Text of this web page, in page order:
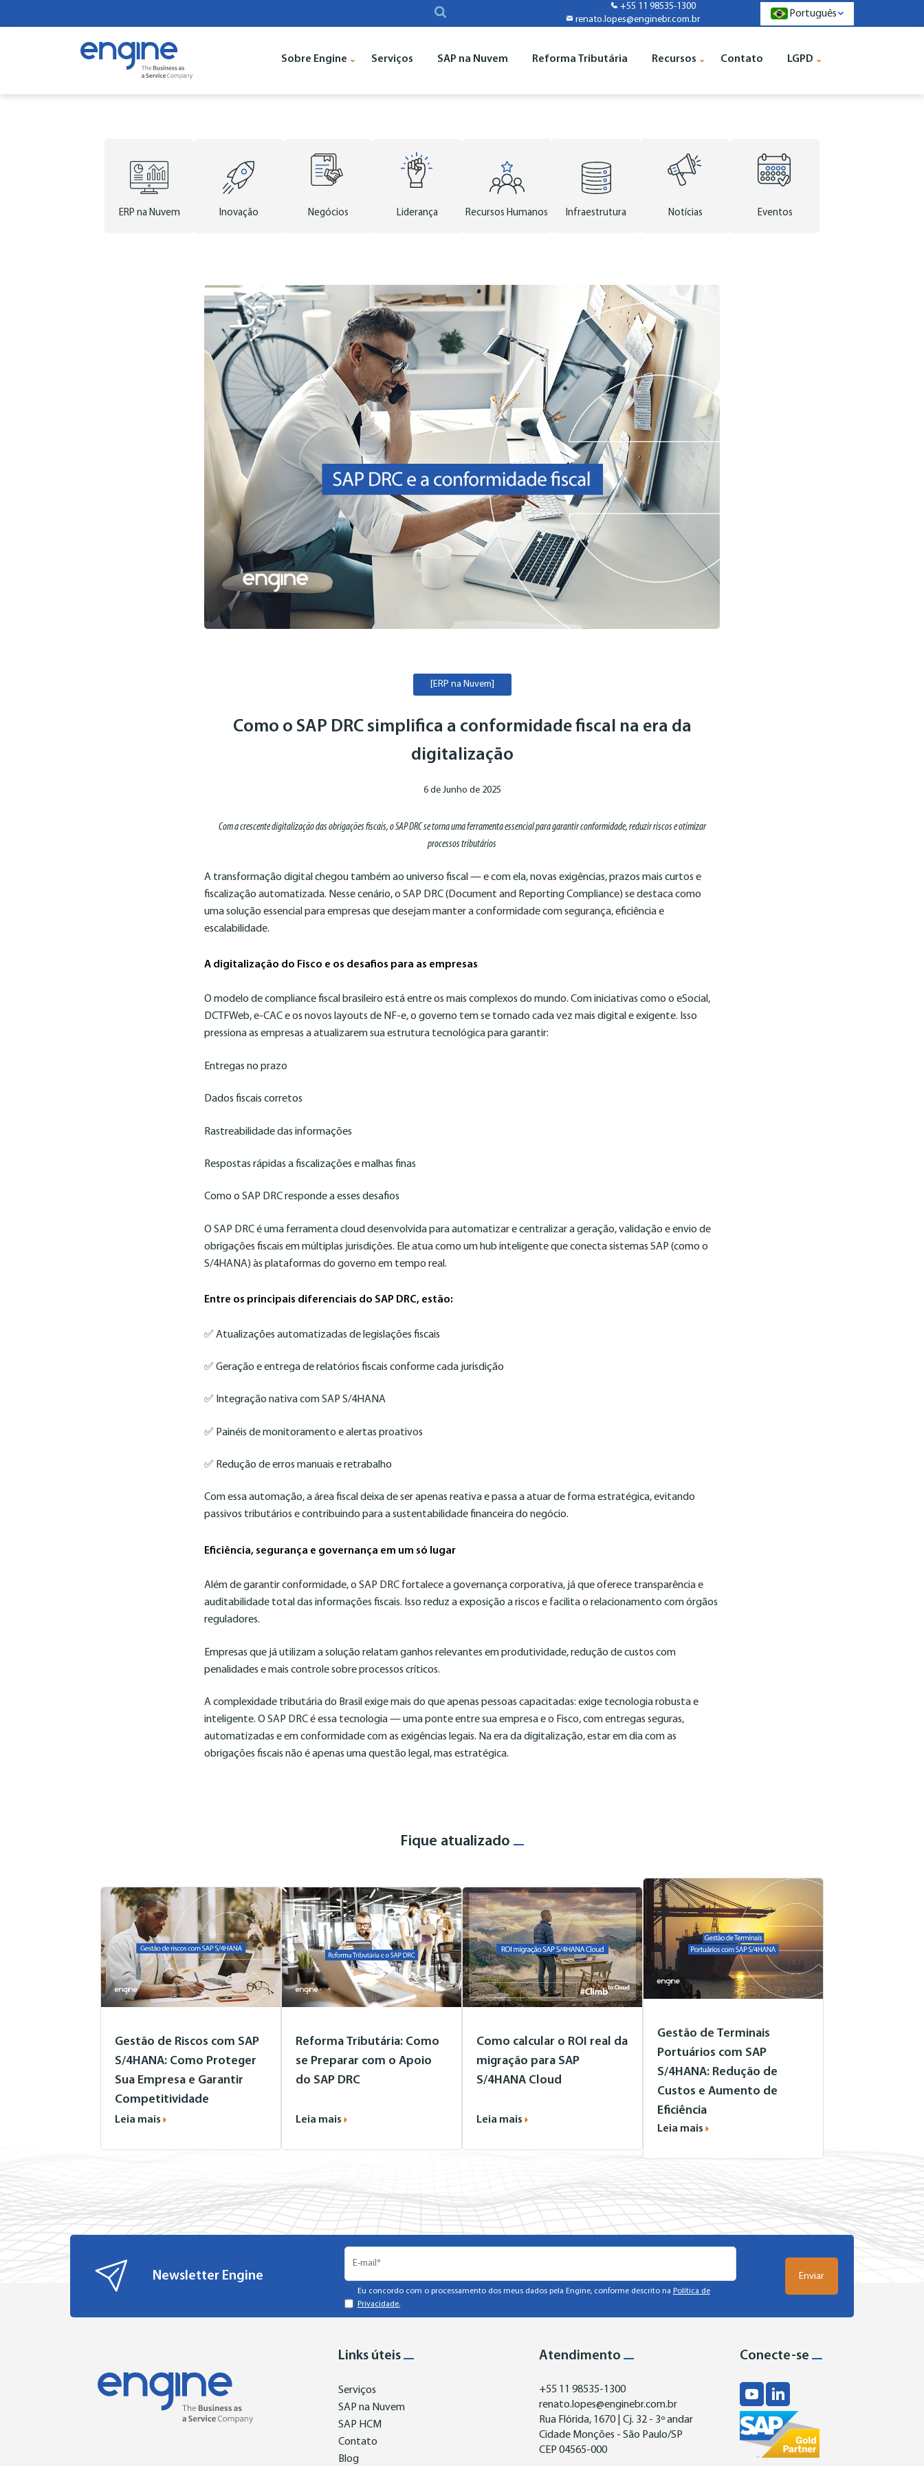
+55 11 98535-1300
renato.lopes@enginebr.com.br
Português
Sobre Engine Serviços SAP na Nuvem Reforma Tributária Recursos Contato LGPD
ERP na Nuvem Inovação Negócios Liderança Recursos Humanos Infraestrutura Notícias Eventos
[ERP na Nuvem]
Como o SAP DRC simplifica a conformidade fiscal na era da
digitalização
6 de Junho de 2025
Com a crescente digitalização das obrigações fiscais, o SAP DRC se torna uma ferramenta essencial para garantir conformidade, reduzir riscos e otimizar
processos tributários
A transformação digital chegou também ao universo fiscal — e com ela, novas exigências, prazos mais curtos e
fiscalização automatizada. Nesse cenário, o SAP DRC (Document and Reporting Compliance) se destaca como
uma solução essencial para empresas que desejam manter a conformidade com segurança, eficiência e
escalabilidade.
A digitalização do Fisco e os desafios para as empresas
O modelo de compliance fiscal brasileiro está entre os mais complexos do mundo. Com iniciativas como o eSocial,
DCTFWeb, e-CAC e os novos layouts de NF-e, o governo tem se tornado cada vez mais digital e exigente. Isso
pressiona as empresas a atualizarem sua estrutura tecnológica para garantir:
Entregas no prazo
Dados fiscais corretos
Rastreabilidade das informações
Respostas rápidas a fiscalizações e malhas finas
Como o SAP DRC responde a esses desafios
O SAP DRC é uma ferramenta cloud desenvolvida para automatizar e centralizar a geração, validação e envio de
obrigações fiscais em múltiplas jurisdições. Ele atua como um hub inteligente que conecta sistemas SAP (como o
S/4HANA) às plataformas do governo em tempo real.
Entre os principais diferenciais do SAP DRC, estão:
✅ Atualizações automatizadas de legislações fiscais
✅ Geração e entrega de relatórios fiscais conforme cada jurisdição
✅ Integração nativa com SAP S/4HANA
✅ Painéis de monitoramento e alertas proativos
✅ Redução de erros manuais e retrabalho
Com essa automação, a área fiscal deixa de ser apenas reativa e passa a atuar de forma estratégica, evitando
passivos tributários e contribuindo para a sustentabilidade financeira do negócio.
Eficiência, segurança e governança em um só lugar
Além de garantir conformidade, o SAP DRC fortalece a governança corporativa, já que oferece transparência e
auditabilidade total das informações fiscais. Isso reduz a exposição a riscos e facilita o relacionamento com órgãos
reguladores.
Empresas que já utilizam a solução relatam ganhos relevantes em produtividade, redução de custos com
penalidades e mais controle sobre processos críticos.
A complexidade tributária do Brasil exige mais do que apenas pessoas capacitadas: exige tecnologia robusta e
inteligente. O SAP DRC é essa tecnologia — uma ponte entre sua empresa e o Fisco, com entregas seguras,
automatizadas e em conformidade com as exigências legais. Na era da digitalização, estar em dia com as
obrigações fiscais não é apenas uma questão legal, mas estratégica.
Fique atualizado
Gestão de Riscos com SAP
S/4HANA: Como Proteger
Sua Empresa e Garantir
Competitividade
Leia mais
Reforma Tributária: Como
se Preparar com o Apoio
do SAP DRC
Leia mais
Como calcular o ROI real da
migração para SAP
S/4HANA Cloud
Leia mais
Gestão de Terminais
Portuários com SAP
S/4HANA: Redução de
Custos e Aumento de
Eficiência
Leia mais
Newsletter Engine
Eu concordo com o processamento dos meus dados pela Engine, conforme descrito na Política de
Privacidade.
Links úteis
Serviços
SAP na Nuvem
SAP HCM
Contato
Blog
Atendimento
+55 11 98535-1300
renato.lopes@enginebr.com.br
Rua Flórida, 1670 | Cj. 32 - 3º andar
Cidade Monções - São Paulo/SP
CEP 04565-000
Conecte-se